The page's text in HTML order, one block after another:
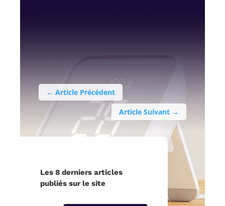
← Article Précédent
Article Suivant →
Les 8 derniers articles
publiés sur le site